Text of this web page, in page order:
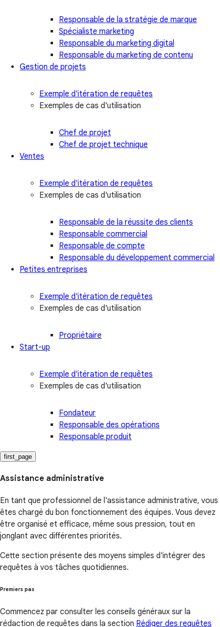
Responsable de la stratégie de marque
Spécialiste marketing
Responsable du marketing digital
Responsable du marketing de contenu
Gestion de projets
Exemple d'itération de requêtes
Exemples de cas d'utilisation
Chef de projet
Chef de projet technique
Ventes
Exemple d'itération de requêtes
Exemples de cas d'utilisation
Responsable de la réussite des clients
Responsable commercial
Responsable de compte
Responsable du développement commercial
Petites entreprises
Exemple d'itération de requêtes
Exemples de cas d'utilisation
Propriétaire
Start-up
Exemple d'itération de requêtes
Exemples de cas d'utilisation
Fondateur
Responsable des opérations
Responsable produit
first_page
Assistance administrative
En tant que professionnel de l'assistance administrative, vous
êtes chargé du bon fonctionnement des équipes. Vous devez
être organisé et efficace, même sous pression, tout en
jonglant avec différentes priorités.
Cette section présente des moyens simples d'intégrer des
requêtes à vos tâches quotidiennes.
Premiers pas
Commencez par consulter les conseils généraux sur la
rédaction de requêtes dans la section Rédiger des requêtes